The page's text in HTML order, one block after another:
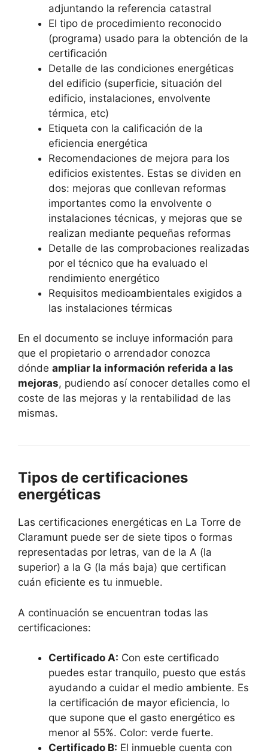
adjuntando la referencia catastral
El tipo de procedimiento reconocido
(programa) usado para la obtención de la
certificación
Detalle de las condiciones energéticas
del edificio (superficie, situación del
edificio, instalaciones, envolvente
térmica, etc)
Etiqueta con la calificación de la
eficiencia energética
Recomendaciones de mejora para los
edificios existentes. Estas se dividen en
dos: mejoras que conllevan reformas
importantes como la envolvente o
instalaciones técnicas, y mejoras que se
realizan mediante pequeñas reformas
Detalle de las comprobaciones realizadas
por el técnico que ha evaluado el
rendimiento energético
Requisitos medioambientales exigidos a
las instalaciones térmicas
En el documento se incluye información para
que el propietario o arrendador conozca
dónde ampliar la información referida a las
mejoras, pudiendo así conocer detalles como el
coste de las mejoras y la rentabilidad de las
mismas.
Tipos de certificaciones
energéticas
Las certificaciones energéticas en La Torre de
Claramunt puede ser de siete tipos o formas
representadas por letras, van de la A (la
superior) a la G (la más baja) que certifican
cuán eficiente es tu inmueble.
A continuación se encuentran todas las
certificaciones:
Certificado A: Con este certificado
puedes estar tranquilo, puesto que estás
ayudando a cuidar el medio ambiente. Es
la certificación de mayor eficiencia, lo
que supone que el gasto energético es
menor al 55%. Color: verde fuerte.
Certificado B: El inmueble cuenta con